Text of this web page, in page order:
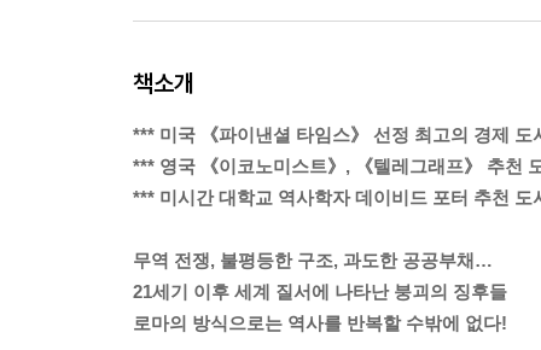
책소개
*** 미국 《파이낸셜 타임스》 선정 최고의 경제 도
*** 영국 《이코노미스트》, 《텔레그래프》 추천
*** 미시간 대학교 역사학자 데이비드 포터 추천 도
무역 전쟁, 불평등한 구조, 과도한 공공부채…
21세기 이후 세계 질서에 나타난 붕괴의 징후들
로마의 방식으로는 역사를 반복할 수밖에 없다!